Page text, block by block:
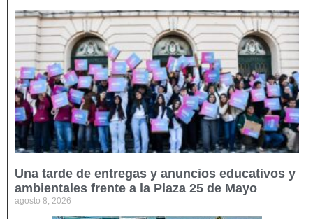
Una tarde de entregas y anuncios educativos y
ambientales frente a la Plaza 25 de Mayo
agosto 8, 2026